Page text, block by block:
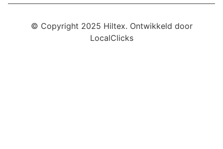
© Copyright 2025 Hiltex. Ontwikkeld door
LocalClicks